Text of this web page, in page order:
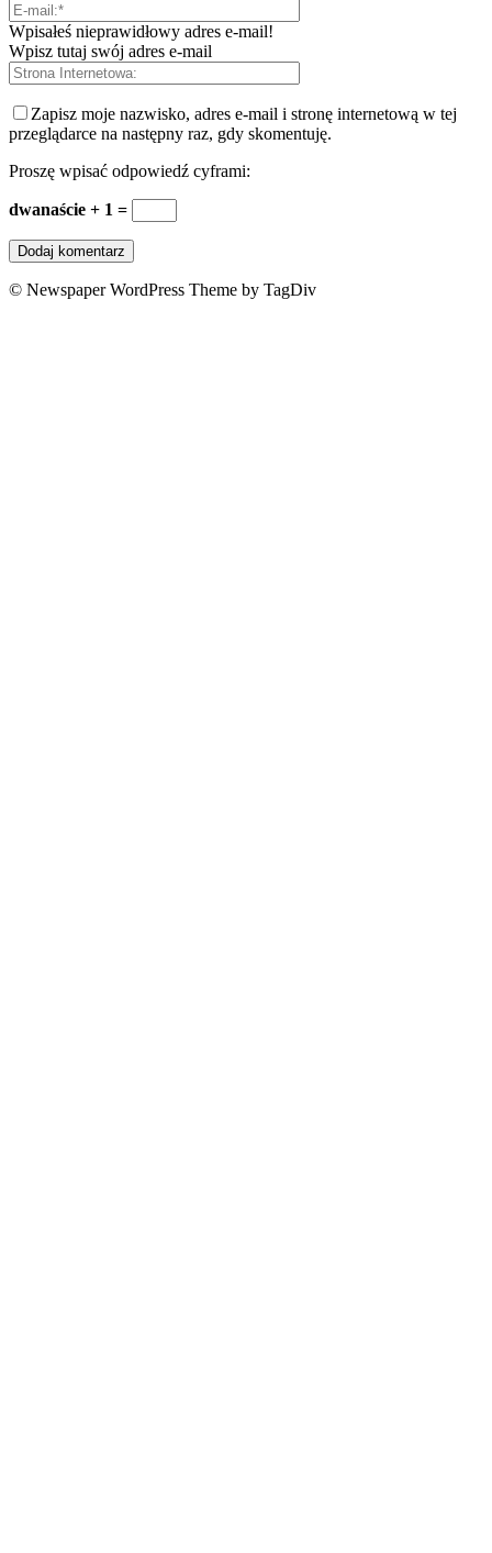
Wpisałeś nieprawidłowy adres e-mail!
Wpisz tutaj swój adres e-mail
Zapisz moje nazwisko, adres e-mail i stronę internetową w tej
przeglądarce na następny raz, gdy skomentuję.
Proszę wpisać odpowiedź cyframi:
dwanaście + 1 =
© Newspaper WordPress Theme by TagDiv